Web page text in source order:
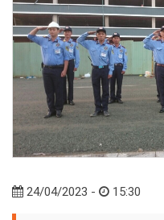
24/04/2023 - 15:30